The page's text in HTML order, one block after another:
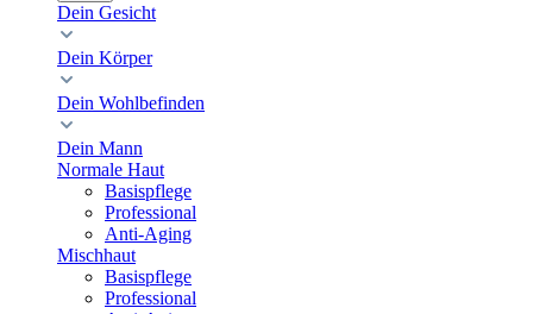
Dein Gesicht
Dein Körper
Dein Wohlbefinden
Dein Mann
Normale Haut
Basispflege
Professional
Anti-Aging
Mischhaut
Basispflege
Professional